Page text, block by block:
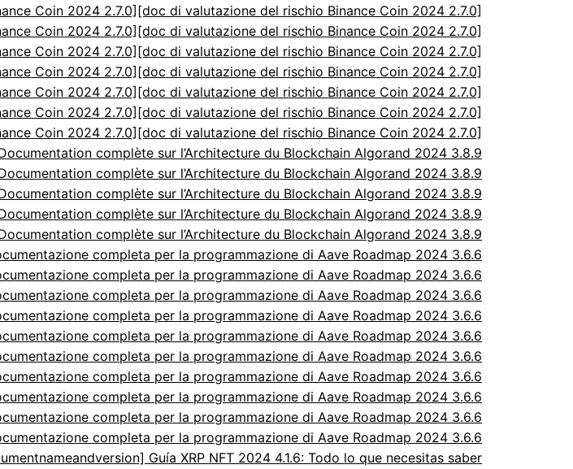
Coin 2024 2.7.0] [doc di valutazione del rischio Binance Coin 2024 2.7.0]
Coin 2024 2.7.0] [doc di valutazione del rischio Binance Coin 2024 2.7.0]
Coin 2024 2.7.0] [doc di valutazione del rischio Binance Coin 2024 2.7.0]
Coin 2024 2.7.0] [doc di valutazione del rischio Binance Coin 2024 2.7.0]
Coin 2024 2.7.0] [doc di valutazione del rischio Binance Coin 2024 2.7.0]
Coin 2024 2.7.0] [doc di valutazione del rischio Binance Coin 2024 2.7.0]
Coin 2024 2.7.0] [doc di valutazione del rischio Binance Coin 2024 2.7.0]
complète sur l’Architecture du Blockchain Algorand 2024 3.8.9
complète sur l’Architecture du Blockchain Algorand 2024 3.8.9
complète sur l’Architecture du Blockchain Algorand 2024 3.8.9
complète sur l’Architecture du Blockchain Algorand 2024 3.8.9
complète sur l’Architecture du Blockchain Algorand 2024 3.8.9
completa per la programmazione di Aave Roadmap 2024 3.6.6
completa per la programmazione di Aave Roadmap 2024 3.6.6
completa per la programmazione di Aave Roadmap 2024 3.6.6
completa per la programmazione di Aave Roadmap 2024 3.6.6
completa per la programmazione di Aave Roadmap 2024 3.6.6
completa per la programmazione di Aave Roadmap 2024 3.6.6
completa per la programmazione di Aave Roadmap 2024 3.6.6
completa per la programmazione di Aave Roadmap 2024 3.6.6
completa per la programmazione di Aave Roadmap 2024 3.6.6
completa per la programmazione di Aave Roadmap 2024 3.6.6
Guía XRP NFT 2024 4.1.6: Todo lo que necesitas saber